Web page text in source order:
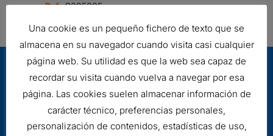
Ref:C085005
Una cookie es un pequeño fichero de texto que se
almacena en su navegador cuando visita casi cualquier
página web. Su utilidad es que la web sea capaz de
recordar su visita cuando vuelva a navegar por esa
página. Las cookies suelen almacenar información de
carácter técnico, preferencias personales,
personalización de contenidos, estadísticas de uso,